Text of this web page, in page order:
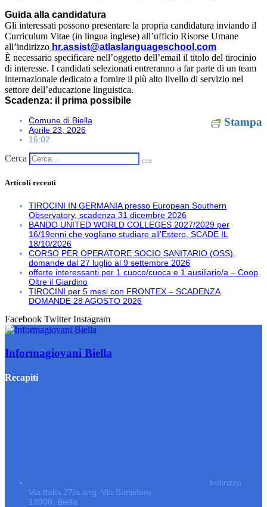
Guida alla candidatura
Gli interessati possono presentare la propria candidatura inviando il
Curriculum Vitae (in lingua inglese) all’ufficio Risorse Umane
all’indirizzo hr.assist@atlaslanguageschool.com
È necessario specificare nell’oggetto dell’email il titolo del tirocinio
di interesse. I candidati selezionati entreranno a far parte di un team
internazionale dedicato a fornire il più alto livello di servizio nel
settore dell’educazione linguistica.
Scadenza: il prima possibile
Stampa
Comune di Biella
Aprile 23, 2026
16:02
Cerca
Articoli recenti
TIROCINI IN GERMANIA presso European Southern
Observatory, scadenza 31 dicembre 2026
BANDO UNITED WORLD COLLEGES 2027/2029 per
16/19enni che vogliano studiare all’Estero. SCADE IL
18/10/2026
CORSO PER OPERATORE SOCIO SANITARIO (OSS),
domande dal 27 luglio al 9 settembre 2026
offerte interessanti per 1 cuoco/cuoca e 1 ausiliario/a – Coop
Oltre il Giardino
TIROCINI per 5 mesi con FRONTEX – SCADENZA
DOMANDE 28 AGOSTO 2026
Facebook Twitter Instagram
Informagiovani Biella
Recapiti
Indirizzo
Via Italia 27/a ang. Via Battistero
13900, Biella